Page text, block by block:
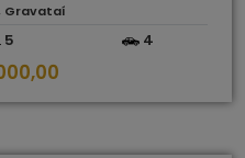
Gravataí
5 4